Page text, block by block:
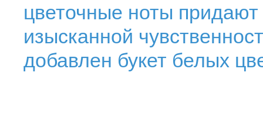
цветочные ноты придают
изысканной
добавлен букет белых